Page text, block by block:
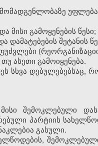
მისი გამოყენების წესი;
დამატებების შეტანის
ასეთი გამოიყენება.
სხვა დებულებებსაც,
შემოკლებული
პარტიის
გასული.